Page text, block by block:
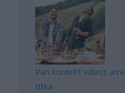
Van konkrét válasz
titka